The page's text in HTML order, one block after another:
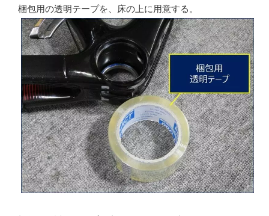
梱包用の透明テープを、床の上に用意する。